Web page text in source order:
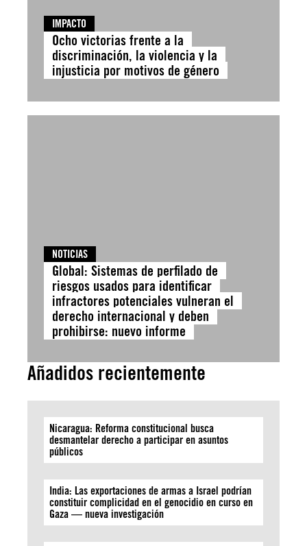
IMPACTO
Ocho victorias frente a la
discriminación, la violencia y la
injusticia por motivos de género
NOTICIAS
Global: Sistemas de perfilado de
riesgos usados para identificar
infractores potenciales vulneran el
derecho internacional y deben
prohibirse: nuevo informe
Añadidos recientemente
Nicaragua: Reforma constitucional busca
desmantelar derecho a participar en asuntos
públicos
India: Las exportaciones de armas a Israel podrían
constituir complicidad en el genocidio en curso en
Gaza — nueva investigación